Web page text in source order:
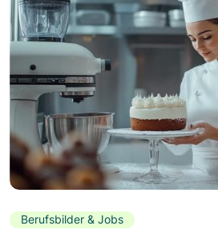
Berufsbilder & Jobs